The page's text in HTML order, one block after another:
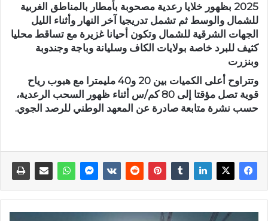
2025 بظهور خلايا رعدية مصحوبة بأمطار بالمناطق الغربية
للشمال والوسط ثم تشمل تدريجيا آخر النهار وأثناء الليل
الجهات الشرقية للشمال وتكون أحيانا غزيرة مع تساقط محليا
كثيف للبرد خاصة بولايات الكاف وسليانة وباجة وجندوبة
وبنزرت
وتتراوح أعلى الكميات بين 20 و40 مليمترا مع هبوب رياح
قوية تصل مؤقتا إلى 80 كم/س أثناء ظهور السحب الرعدية،
حسب نشرة متابعة صادرة عن المعهد الوطني للرصد الجوي.